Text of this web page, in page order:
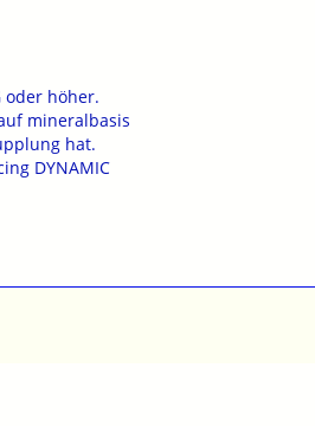
oder höher.
mineralbasis
hat.
DYNAMIC